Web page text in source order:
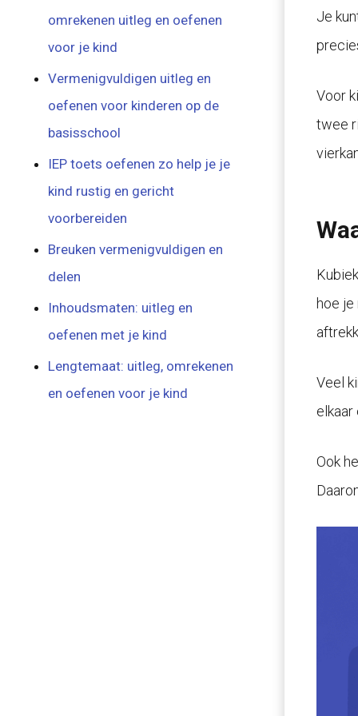
Je
Voor
twee
hoe je
Veel
elkaar
Ook
omrekenen uitleg en oefenen
voor je kind
Vermenigvuldigen uitleg en
oefenen voor kinderen op de
basisschool
IEP toets oefenen zo help je je
kind rustig en gericht
voorbereiden
Breuken vermenigvuldigen en
delen
Inhoudsmaten: uitleg en
oefenen met je kind
Lengtemaat: uitleg, omrekenen
en oefenen voor je kind